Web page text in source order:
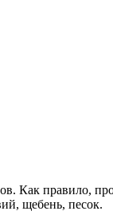
Как правило,
щебень, песок.